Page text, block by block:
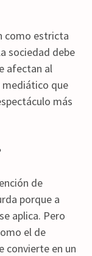
como estricta
sociedad debe
afectan al
mediático que
más
de
porque a
aplica. Pero
el de
convierte en un